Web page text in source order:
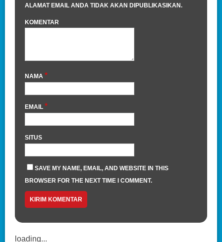
ALAMAT EMAIL ANDA TIDAK AKAN DIPUBLIKASIKAN.
KOMENTAR
NAMA *
EMAIL *
SITUS
SAVE MY NAME, EMAIL, AND WEBSITE IN THIS
BROWSER FOR THE NEXT TIME I COMMENT.
loading...